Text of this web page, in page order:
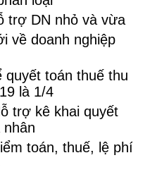
trợ DN nhỏ và vừa
về doanh nghiệp
quyết toán thuế thu
là 1/4
trợ kê khai quyết
toán, thuế, lệ phí